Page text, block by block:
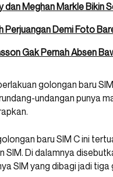
dan Meghan Markle Bikin
Perjuangan Demi Foto
Gak Pernah Absen
golongan baru
undangan punya
baru SIM C ini
SIM. Di dalamnya
SIM yang dibagi jadi tiga